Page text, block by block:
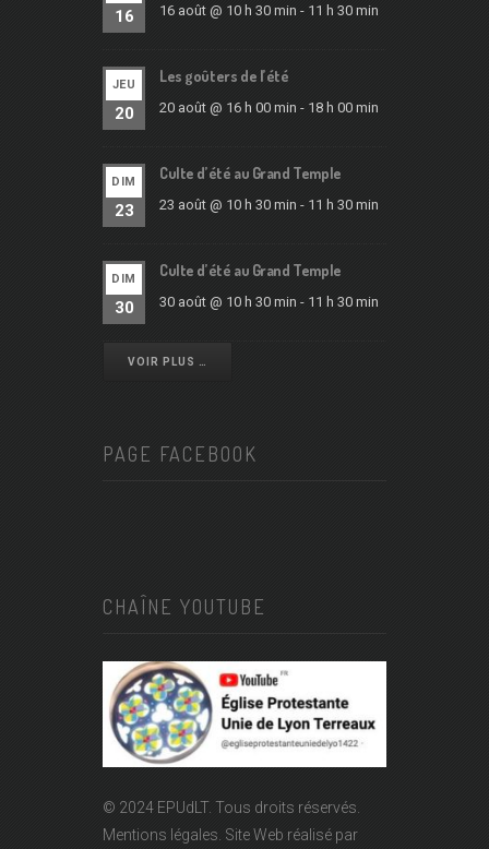
16 16 août @ 10 h 30 min - 11 h 30 min
JEU
20
Les goûters de l’été
20 août @ 16 h 00 min - 18 h 00 min
DIM
23
Culte d’été au Grand Temple
23 août @ 10 h 30 min - 11 h 30 min
DIM
30
Culte d’été au Grand Temple
30 août @ 10 h 30 min - 11 h 30 min
VOIR PLUS …
PAGE FACEBOOK
CHAÎNE YOUTUBE
© 2024 EPUdLT. Tous droits réservés.
Mentions légales. Site Web réalisé par